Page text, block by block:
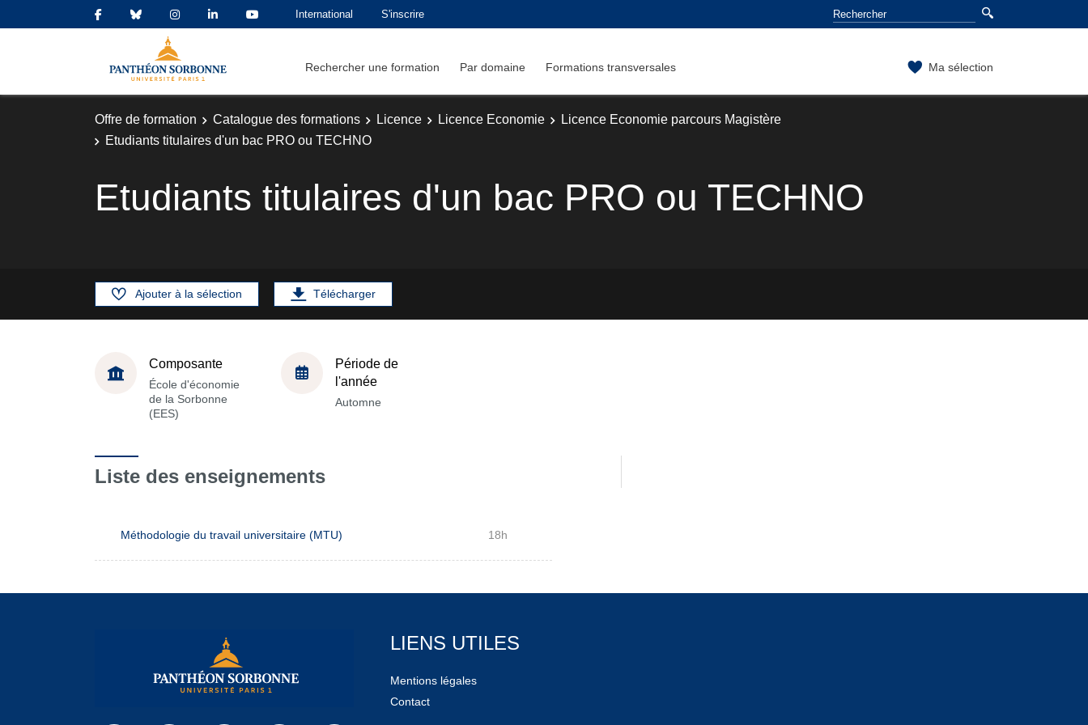
International S'inscrire
Rechercher une formation Par domaine Formations transversales Ma sélection
Offre de formation Catalogue des formations Licence Licence Economie
Licence Economie parcours Magistère
Etudiants titulaires d'un bac PRO ou TECHNO
Etudiants titulaires d'un bac PRO ou TECHNO
Ajouter à la sélection Télécharger
Composante
École d'économie
de la Sorbonne
(EES)
Période de
l'année
Automne
Liste des enseignements
Méthodologie du travail universitaire (MTU) 18h
LIENS UTILES
Mentions légales
Contact